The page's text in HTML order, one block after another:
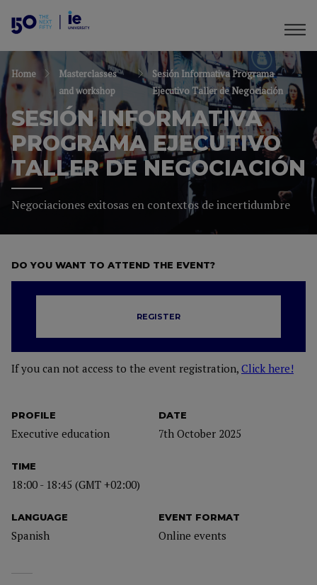
Home
Masterclasses
and workshop
Sesión Informativa Programa
Ejecutivo Taller de Negociación
SESIÓN INFORMATIVA
PROGRAMA EJECUTIVO
TALLER DE NEGOCIACIÓN
Negociaciones exitosas en contextos de incertidumbre
PROFILE
Executive education
DATE
7th October 2025
TIME
18:00 - 18:45 (GMT +02:00)
LANGUAGE
Spanish
EVENT FORMAT
Online events
DO YOU WANT TO ATTEND THE EVENT?
REGISTER
If you can not access to the event registration, Click here!